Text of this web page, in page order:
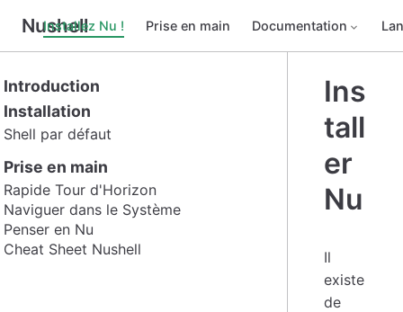
Nushell
Installez Nu ! Prise en main Documentation
Introduction
Installation
Shell par défaut
Prise en main
Rapide Tour d'Horizon
Naviguer dans le Système
Penser en Nu
Cheat Sheet Nushell
Ins
tall
er
Nu
Il
existe
de